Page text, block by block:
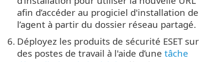
afin d’accéder au progiciel d'installation de
l’agent à partir du dossier réseau partagé.
6. Déployez les produits de sécurité ESET sur
des postes de travail à l'aide d’une tâche